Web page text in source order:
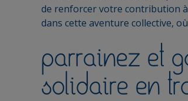
de renforcer votre contribution
dans cette aventure collective,
parrainez et
solidaire en